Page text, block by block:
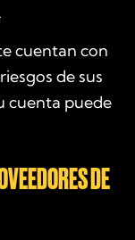
cuentan con
de sus
cuenta puede
DE